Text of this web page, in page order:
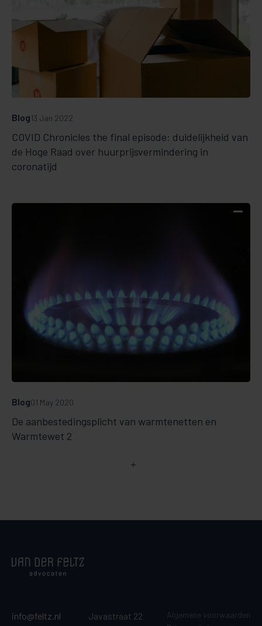
COVID Chronicles the final episode: duidelijkheid van
de Hoge Raad over huurprijsvermindering in
coronatijd
Blog13 Jan 2022
De aanbestedingsplicht van warmtenetten en
Warmtewet 2
Blog01 May 2020
info@feltz.nl
Javastraat 22
Algemene voorwaarden